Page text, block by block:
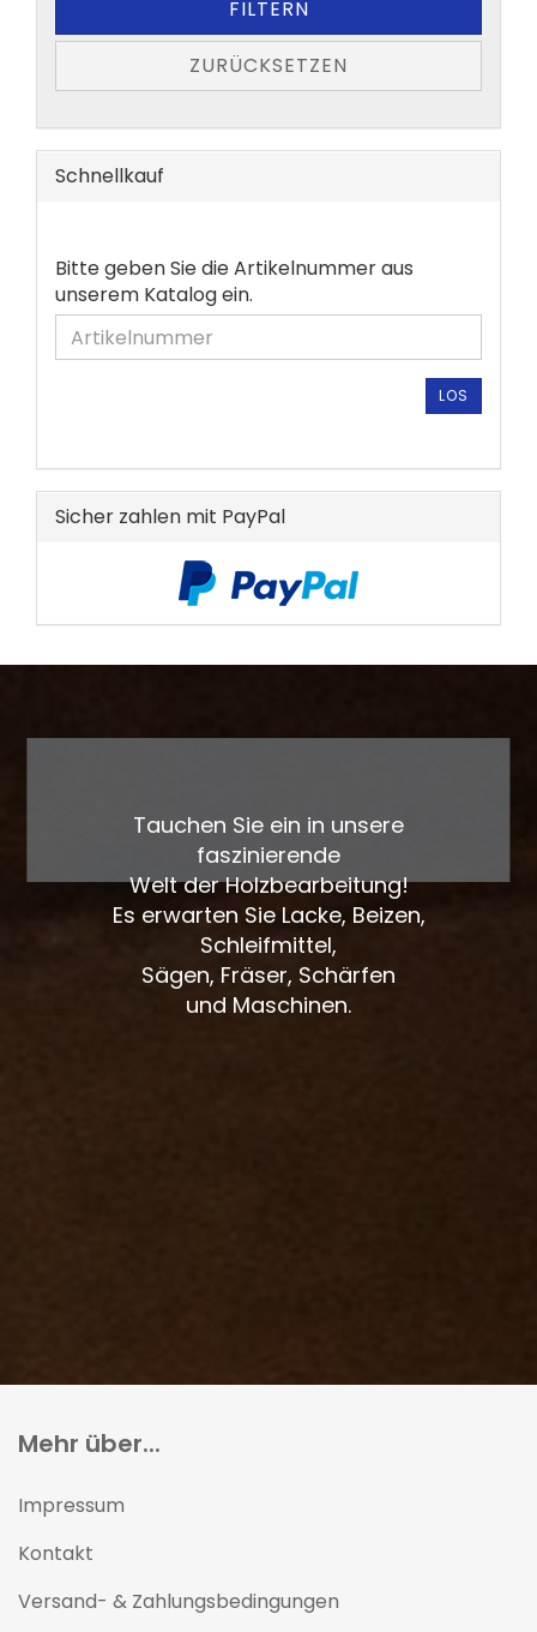
FILTERN
ZURÜCKSETZEN
Schnellkauf
BITTE
GEBEN
SIE
DIE
EIN.
Bitte geben Sie die Artikelnummer aus
unserem Katalog ein.
LOS
Sicher zahlen mit PayPal
Tauchen Sie ein in unsere
faszinierende
Welt der Holzbearbeitung!
Es erwarten Sie Lacke, Beizen,
Schleifmittel,
Sägen, Fräser, Schärfen
und Maschinen.
Mehr über...
Impressum
Kontakt
Versand- & Zahlungsbedingungen